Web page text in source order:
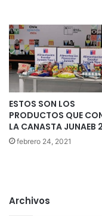
ESTOS SON LOS
PRODUCTOS QUE
LA CANASTA JUNAEB
febrero 24, 2021
Archivos